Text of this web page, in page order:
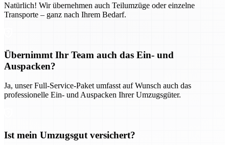
Natürlich! Wir übernehmen auch Teilumzüge oder einzelne
Transporte – ganz nach Ihrem Bedarf.
Übernimmt Ihr Team auch das Ein- und
Auspacken?
Ja, unser Full-Service-Paket umfasst auf Wunsch auch das
professionelle Ein- und Auspacken Ihrer Umzugsgüter.
Ist mein Umzugsgut versichert?